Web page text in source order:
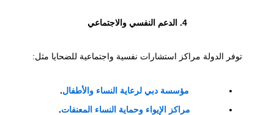
4. الدعم النفسي والاجتماعي
توفر الدولة مراكز استشارات نفسية واجتماعية للضحايا مثل:
مؤسسة دبي لرعاية النساء والأطفال.
مراكز الإيواء وحماية النساء المعنفات.